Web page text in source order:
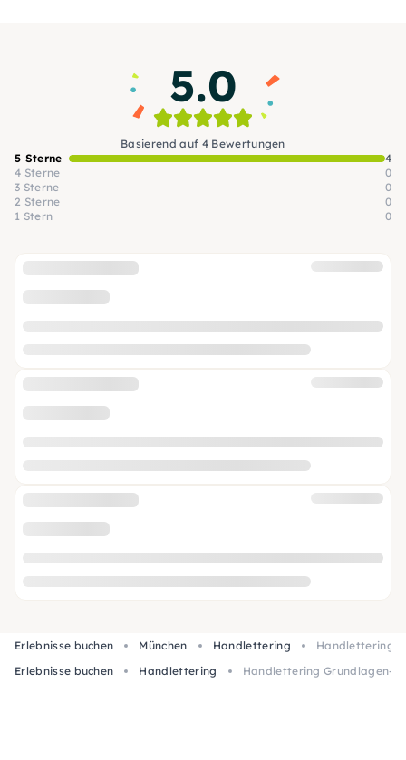
5.0
Basierend auf 4 Bewertungen
5 Sterne
4
4 Sterne
0
3 Sterne
0
2 Sterne
0
1 Stern
0
Erlebnisse buchen München Handlettering
Handlettering
Erlebnisse buchen
Handlettering Handlettering Grundlagen-